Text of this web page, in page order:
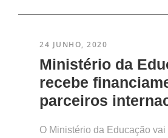
24 JUNHO, 2020
Ministério da
recebe
parceiros
O Ministério da Educação vai